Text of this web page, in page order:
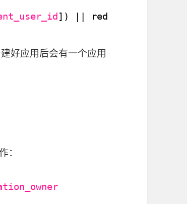
]) ||
好应用后会有一个应用
：